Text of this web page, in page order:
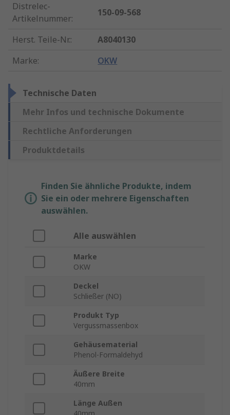
Distrelec-
Artikelnummer:
150-09-568
Herst. Teile-Nr.:
A8040130
Marke: OKW
Technische Daten
Mehr Infos und technische Dokumente
Rechtliche Anforderungen
Produktdetails
Finden Sie ähnliche Produkte, indem
Sie ein oder mehrere Eigenschaften
auswählen.
Alle auswählen
Marke
OKW
Deckel
Schließer (NO)
Produkt Typ
Vergussmassenbox
Gehäusematerial
Phenol-Formaldehyd
Äußere Breite
40mm
Länge Außen